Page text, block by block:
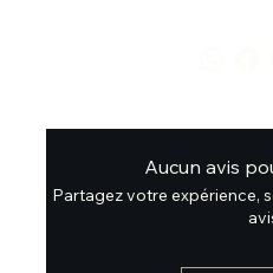
Aucun avis
Partagez votre expérience,